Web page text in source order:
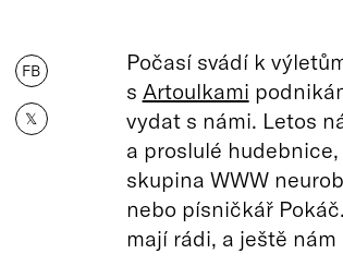
FB
𝕏
Počasí svádí k
s Artoulkami
vydat s námi. Letos
a proslulé
skupina WWW
nebo písničkář
mají rádi, a ještě